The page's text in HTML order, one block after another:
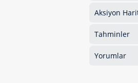
Aksiyon
Tahminler
Yorumlar